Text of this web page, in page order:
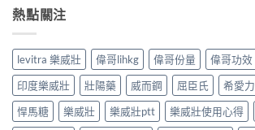
熱點關注
levitra 樂威壯 偉哥lihkg 偉哥份量 偉哥功效
印度樂威壯
壯陽藥 威而鋼 屈臣氏 希愛力
悍馬糖
樂威壯 樂威壯ptt 樂威壯使用心得